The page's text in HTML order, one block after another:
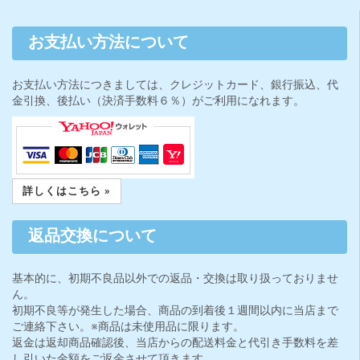
お支払い方法について
お支払い方法につきましては、クレジットカード、銀行振込、代
金引換、後払い（決済手数料６％）がご利用になれます。
詳しくはこちら »
返品交換について
基本的に、初期不良品以外での返品・交換は取り扱っておりませ
ん。
初期不良等が発生した場合、商品の到着後１週間以内に当店まで
ご連絡下さい。※商品は未使用品に限ります。
返金は返却商品確認後、当店からの配送料金と代引き手数料を差